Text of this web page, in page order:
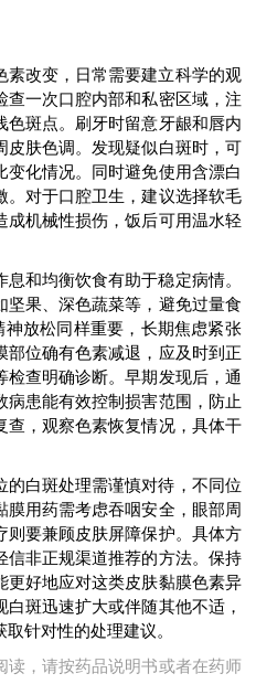
素改变，日常需要建立科学的观
查一次口腔内部和私密区域，注
色斑点。刷牙时留意牙龈和唇内
皮肤色调。发现疑似白斑时，可
变化情况。同时避免使用含漂白
。对于口腔卫生，建议选择软毛
成机械性损伤，饭后可用温水轻
和均衡饮食有助于稳定病情。
坚果、深色蔬菜等，避免过量食
放松同样重要，长期焦虑紧张
部位确有色素减退，应及时到正
查明确诊断。早期发现后，通
患能有效控制损害范围，防止
查，观察色素恢复情况，具体干
的白斑处理需谨慎对待，不同位
用药需考虑吞咽安全，眼部周
则要兼顾皮肤屏障保护。具体方
信非正规渠道推荐的方法。保持
更好地应对这类皮肤黏膜色素异
斑迅速扩大或伴随其他不适，
针对性的处理建议。
读，请按药品说明书或者在药师